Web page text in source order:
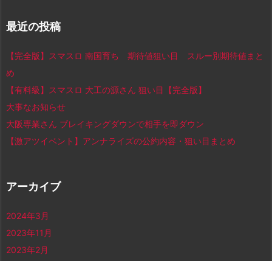
最近の投稿
【完全版】スマスロ 南国育ち 期待値狙い目 スルー別期待値まと
め
【有料級】スマスロ 大工の源さん 狙い目【完全版】
大事なお知らせ
大阪専業さん ブレイキングダウンで相手を即ダウン
【激アツイベント】アンナライズの公約内容・狙い目まとめ
アーカイブ
2024年3月
2023年11月
2023年2月